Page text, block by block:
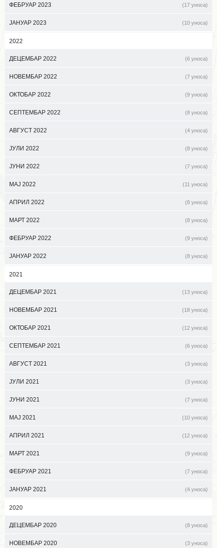
ФЕБРУАР 2023 (17 уноса)
ЈАНУАР 2023 (10 уноса)
2022
ДЕЦЕМБАР 2022 (6 уноса)
НОВЕМБАР 2022 (7 уноса)
ОКТОБАР 2022 (9 уноса)
СЕПТЕМБАР 2022 (8 уноса)
АВГУСТ 2022 (4 уноса)
ЈУЛИ 2022 (8 уноса)
ЈУНИ 2022 (7 уноса)
МАЈ 2022 (11 уноса)
АПРИЛ 2022 (8 уноса)
МАРТ 2022 (8 уноса)
ФЕБРУАР 2022 (9 уноса)
ЈАНУАР 2022 (8 уноса)
2021
ДЕЦЕМБАР 2021 (13 уноса)
НОВЕМБАР 2021 (18 уноса)
ОКТОБАР 2021 (12 уноса)
СЕПТЕМБАР 2021 (6 уноса)
АВГУСТ 2021 (3 уноса)
ЈУЛИ 2021 (3 уноса)
ЈУНИ 2021 (7 уноса)
МАЈ 2021 (10 уноса)
АПРИЛ 2021 (12 уноса)
МАРТ 2021 (9 уноса)
ФЕБРУАР 2021 (7 уноса)
ЈАНУАР 2021 (4 уноса)
2020
ДЕЦЕМБАР 2020 (8 уноса)
НОВЕМБАР 2020 (3 уноса)